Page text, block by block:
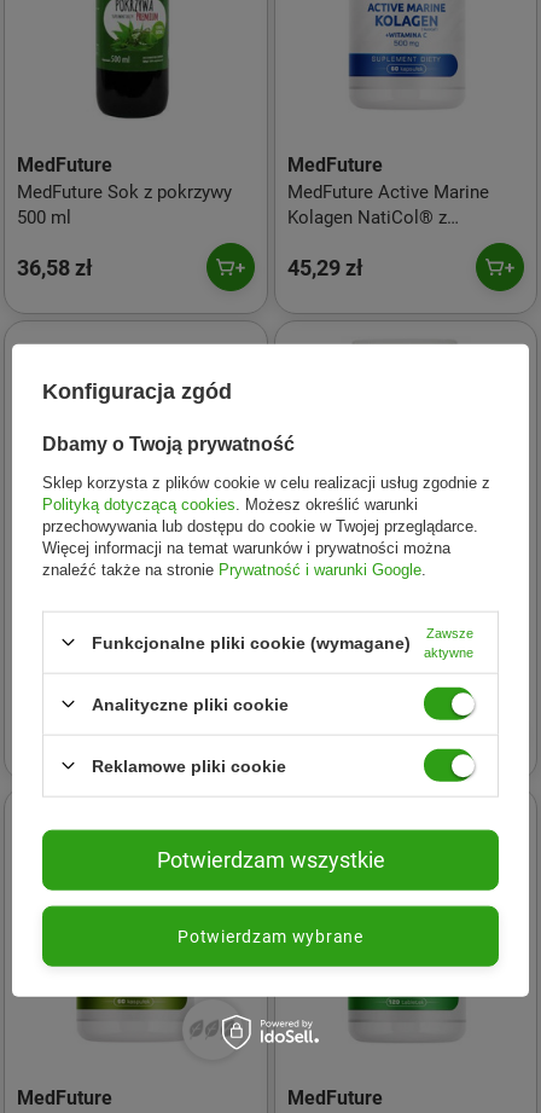
MedFuture
MedFuture Sok z pokrzywy
500 ml
36,58 zł
MedFuture
MedFuture Active Marine
Kolagen NatiCol® z
witaminą C 500mg 60 kaps.
45,29 zł
MedFuture
MedFuture Colostrum
51,44 zł
MedFuture
MedFuture Ashwagandha
40,22 zł
MedFuture MedFuture
Konfiguracja zgód
Dbamy o Twoją prywatność
Sklep korzysta z plików cookie w celu realizacji usług zgodnie z
Polityką dotyczącą cookies . Możesz określić warunki
przechowywania lub dostępu do cookie w Twojej przeglądarce.
Więcej informacji na temat warunków i prywatności można
znaleźć także na stronie Prywatność i warunki Google
Funkcjonalne pliki cookie (wymagane)
Zawsze
aktywne
Analityczne pliki cookie
Reklamowe pliki cookie
Potwierdzam wybrane
Potwierdzam wszystkie